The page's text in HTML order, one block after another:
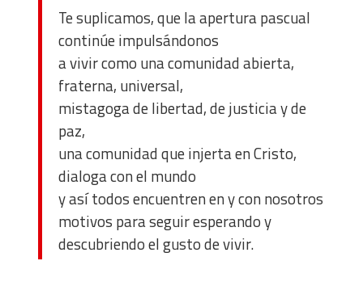
Te suplicamos, que la apertura pascual
continúe impulsándonos
a vivir como una comunidad abierta,
fraterna, universal,
mistagogade libertad, de justicia y de
paz,
una comunidad que injerta en Cristo,
dialoga con el mundo
y así todos encuentren en y con nosotros
motivos para seguir esperando y
descubriendo el gusto de vivir.